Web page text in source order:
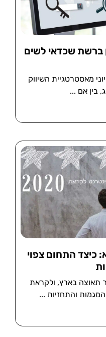
ברשת שכדאי לשים
מאסטרטגיית השיווק
בין אם
כיצד התחום צפוי
תאוצה בארץ, ולקראת
והתחזיות